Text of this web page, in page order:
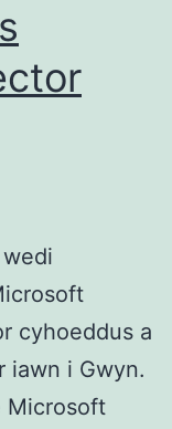
cyhoeddus a
iawn i Gwyn.
Microsoft